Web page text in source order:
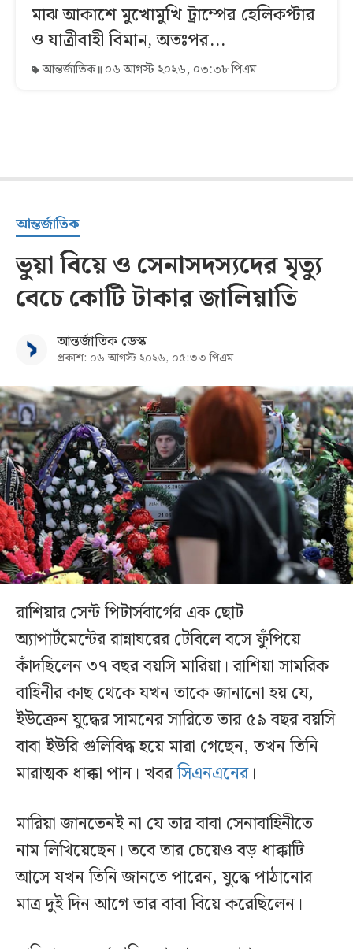
মাঝ আকাশে মুখোমুখি ট্রাম্পের হেলিকপ্টার
ও যাত্রীবাহী বিমান, অতঃপর...
আন্তর্জাতিক ০৬ আগস্ট ২০২৬, ০৩:৩৮ পিএম
আন্তর্জাতিক
ভুয়া বিয়ে ও সেনাসদস্যদের মৃত্যু
বেচে কোটি টাকার জালিয়াতি
আন্তর্জাতিক ডেস্ক
প্রকাশ: ০৬ আগস্ট ২০২৬, ০৫:৩৩ পিএম
রাশিয়ার সেন্ট পিটার্সবার্গের এক ছোট
অ্যাপার্টমেন্টের রান্নাঘরের টেবিলে বসে ফুঁপিয়ে
কাঁদছিলেন ৩৭ বছর বয়সি মারিয়া। রাশিয়া সামরিক
বাহিনীর কাছ থেকে যখন তাকে জানানো হয় যে,
ইউক্রেন যুদ্ধের সামনের সারিতে তার ৫৯ বছর বয়সি
বাবা ইউরি গুলিবিদ্ধ হয়ে মারা গেছেন, তখন তিনি
মারাত্মক ধাক্কা পান। খবরসিএনএনের।
মারিয়া জানতেনই না যে তার বাবা সেনাবাহিনীতে
নাম লিখিয়েছেন। তবে তার চেয়েও বড় ধাক্কাটি
আসে যখন তিনি জানতে পারেন, যুদ্ধে পাঠানোর
মাত্র দুই দিন আগে তার বাবা বিয়ে করেছিলেন।